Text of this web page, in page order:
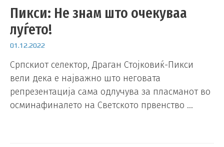
Пикси: Не знам што очекуваа
луѓето!
01.12.2022
Српскиот селектор, Драган Стојковиќ-Пикси
вели дека е најважно што неговата
репрезентација сама одлучува за пласманот во
осминафиналето на Светското првенство …